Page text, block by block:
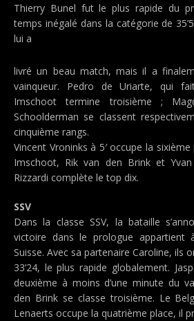
Thierry Bunel fut le plus rapide du
temps inégalé dans la catégorie de
lui a
livré un beau match, mais il a
vainqueur. Pedro de Uriarte, qui
Imschoot termine troisième ;
Schoolderman se classent
cinquième rangs.
Vincent Vroninks à 5′ occupe la
Imschoot, Rik van den Brink et
Rizzardi complète le top dix.
SSV
Dans la classe SSV, la bataille
victoire dans le prologue appartient
Suisse. Avec sa partenaire Caroline, ils
33’24, le plus rapide globalement.
deuxième à moins d’une minute du
den Brink se classe troisième. Le
Lenaerts occupe la quatrième place, il